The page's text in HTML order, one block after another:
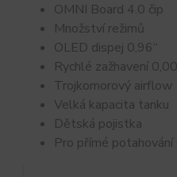
OMNI Board 4.0 čip
Množství režimů
OLED dispej 0,96“
Rychlé zažhavení
Trojkomorový airflow
Velká kapacita tanku
Dětská pojistka
Pro přímé potahování